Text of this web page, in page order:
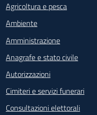
Agricoltura e pesca
Ambiente
Amministrazione
Anagrafe e stato civile
Autorizzazioni
Cimiteri e servizi funerari
Consultazioni elettorali